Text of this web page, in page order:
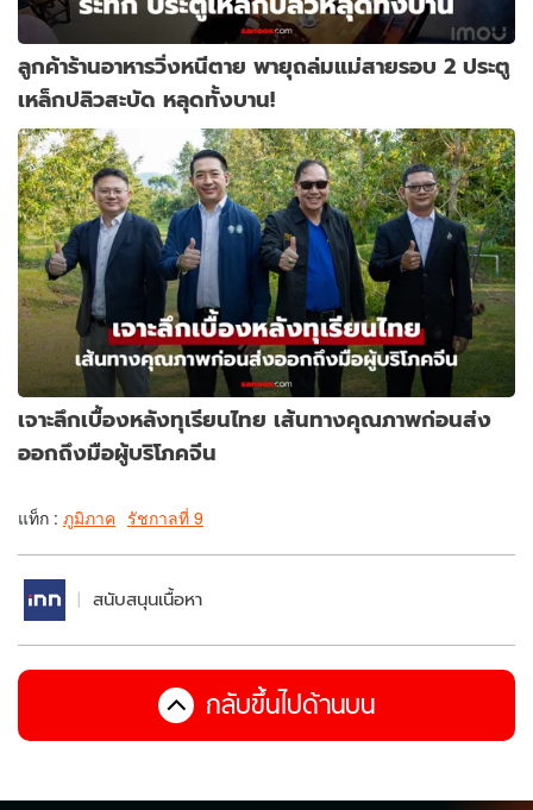
ลูกค้าร้านอาหารวิ่งหนีตาย พายุถล่มแม่สายรอบ 2 ประตู
เหล็กปลิวสะบัด หลุดทั้งบาน!
เจาะลึกเบื้องหลังทุเรียนไทย เส้นทางคุณภาพก่อนส่ง
ออกถึงมือผู้บริโภคจีน
แท็ก : ภูมิภาค รัชกาลที่ 9
สนับสนุนเนื้อหา
กลับขึ้นไปด้านบน